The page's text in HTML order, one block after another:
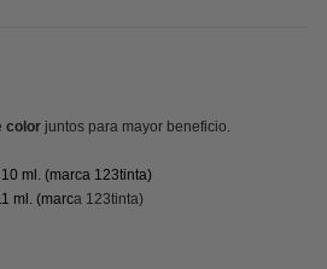
color juntos para mayor beneficio.
ml. (marca 123tinta)
ml. (marca 123tinta)